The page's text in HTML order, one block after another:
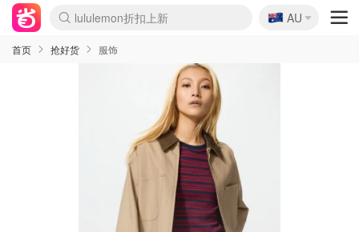
lululemon折扣上新
Sasa美妆护肤3.5折
SSENSE年中2.5折
FreshBeauty好价汇总
Cettire降价+叠9折
WWS Coles超市实拍
viagogo二手票捡漏
Myer折扣汇总
The Outnet奢牌1折起
David Jones 3折起
Flannels大牌1折
Perfumes Club护肤1折
AMIRO面罩$251
Amazon折扣汇总
eToro入金$200送$50
Amazon数码好物
ICONIC本周7.5折
ThedoubleF高奢地板价
Moose Knuckles 6折
EUFY摄像头$98
Selenichast首饰2折
Trip机票酒店促销
YSL送5件彩妆礼
Amazon家居好物
Amazon美妆护肤
雅漾大喷$8
过敏原检测盒$33
科颜氏高保湿面霜$29
SEALIFE海洋馆门票6折
丝塔芙大白罐$16
订阅Newsletter送香薰
Cult Beauty 6.8折
Harrods圣诞日历$525
LN-CC奢牌私促3折
d'Alba空姐喷雾$16
EVE LOM套装£56
Bernardelli独家4折
Adore Beauty 6折起
CT圣诞日历
Mytheresa奢品2.7折
Luxury Escapes 9折
Currentbody美容仪$881
MOON Garden Live
Roborock扫地机$649
Valentino官网5折
CR洗护套装$23
修丽可4件套$159
GANNI官网4.5折
Stylevana韩妆4折
Tessabit高奢8.5折
OGX洗发水$11
Amazon阿德莱德次日达
卡诗8.5折+赠礼
Philips Hue灯具8折
La Mer送8件礼值$529
🇦🇺
AU
首页 抢好货 服饰